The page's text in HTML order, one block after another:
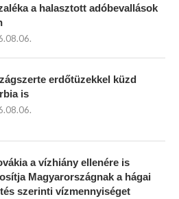
a halasztott adóbevallások
erdőtüzekkel küzd
is
a vízhiány ellenére is
Magyarországnak a hágai
szerinti vízmennyiséget